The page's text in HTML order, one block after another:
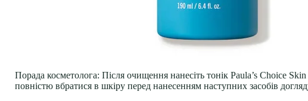
Порада косметолога: Після очищення нанесіть тонік Paula’s Choice
повністю вбратися в шкіру перед нанесенням наступних засобів